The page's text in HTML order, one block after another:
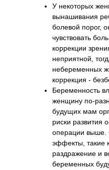
У некоторых
вынашивания
болевой порог,
чувствовать
коррекции
неприятной,
небеременных
коррекция -
Беременность
женщину по-
будущих мам
риски развития
операции
эффекты, такие
раздражение и
беременных